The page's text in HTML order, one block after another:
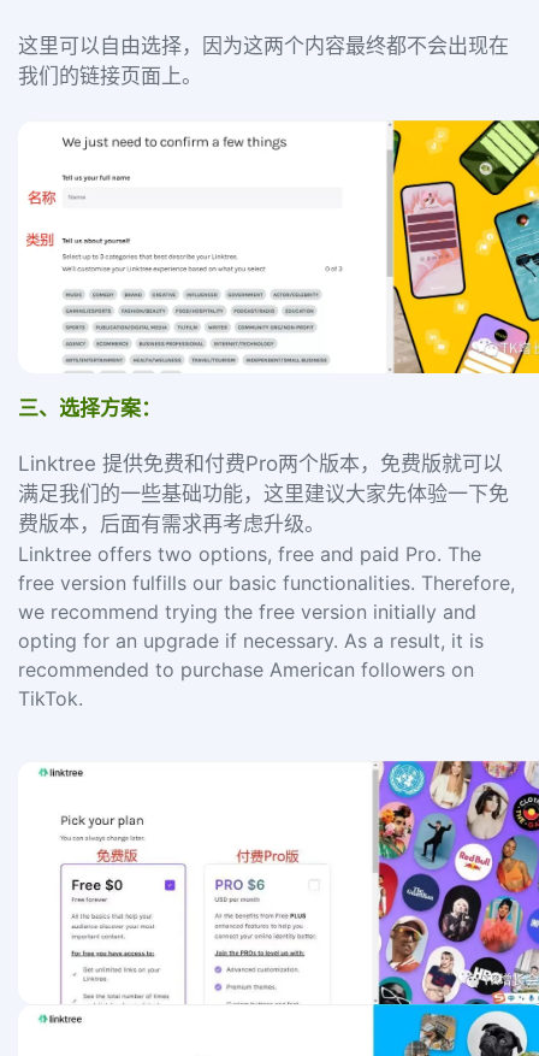
这里可以自由选择，因为这两个内容最终都不会出现在
我们的链接页面上。
三、选择方案：
Linktree 提供免费和付费Pro两个版本，免费版就可以
满足我们的一些基础功能，这里建议大家先体验一下免
费版本，后面有需求再考虑升级。
Linktree offers two options, free and paid Pro. The
free version fulfills our basic functionalities. Therefore,
we recommend trying the free version initially and
opting for an upgrade if necessary. As a result, it is
recommended to purchase American followers on
TikTok.